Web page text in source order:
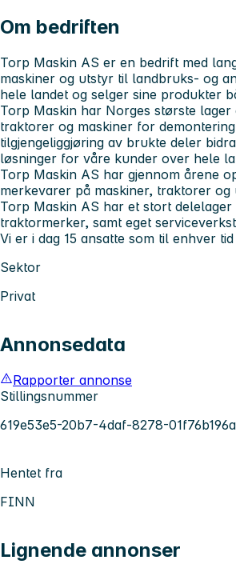
Om bedriften
Torp Maskin AS er en bedrift med
maskiner og utstyr til landbruks- og
hele landet og selger sine produkter
Torp Maskin har Norges største
traktorer og maskiner for
tilgjengeliggjøring av brukte deler
løsninger for våre kunder over hele
Torp Maskin AS har gjennom årene
merkevarer på maskiner, traktorer og
Torp Maskin AS har et stort
traktormerker, samt eget
Vi er i dag 15 ansatte som til enhver
Sektor
Privat
Annonsedata
Rapporter annonse
Stillingsnummer
619e53e5-20b7-4daf-8278-
Hentet fra
FINN
Lignende annonser